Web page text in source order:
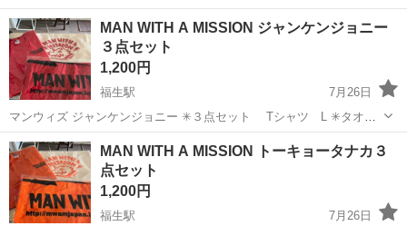
MAN WITH A MISSION ジャンケンジョニー
３点セット
1,200円
福生駅
7月26日
マンウィズ ジャンケンジョニー ✳︎３点セット Tシャツ L ✳︎タオル
✳︎トートーバック 全て未使用 綺麗です！ しかしながら購入から年月
がたっていますので 経年劣化にご理解のある方のみお譲りいたしま
す。
東京 福生市 MISSION
MAN WITH A MISSION トーキョータナカ３
点セット
1,200円
福生駅
7月26日